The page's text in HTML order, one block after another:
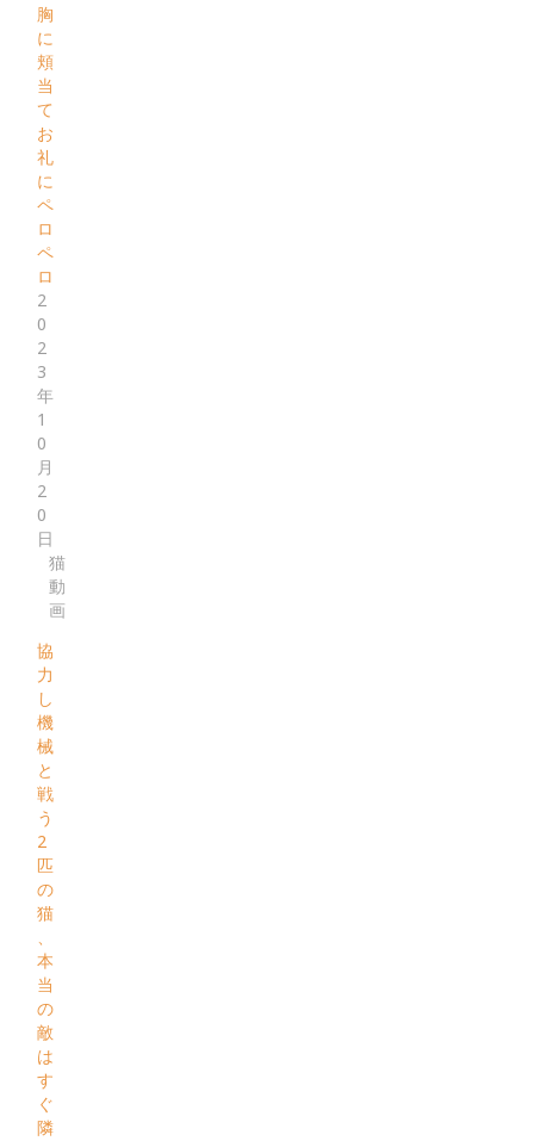
胸
に
頬
当
て
お
礼
に
ペ
ロ
ペ
ロ
2
0
2
3
年
1
0
月
2
0
日
猫
動
画
協
力
し
機
械
と
戦
う
2
匹
の
猫
本
当
の
敵
は
す
ぐ
隣